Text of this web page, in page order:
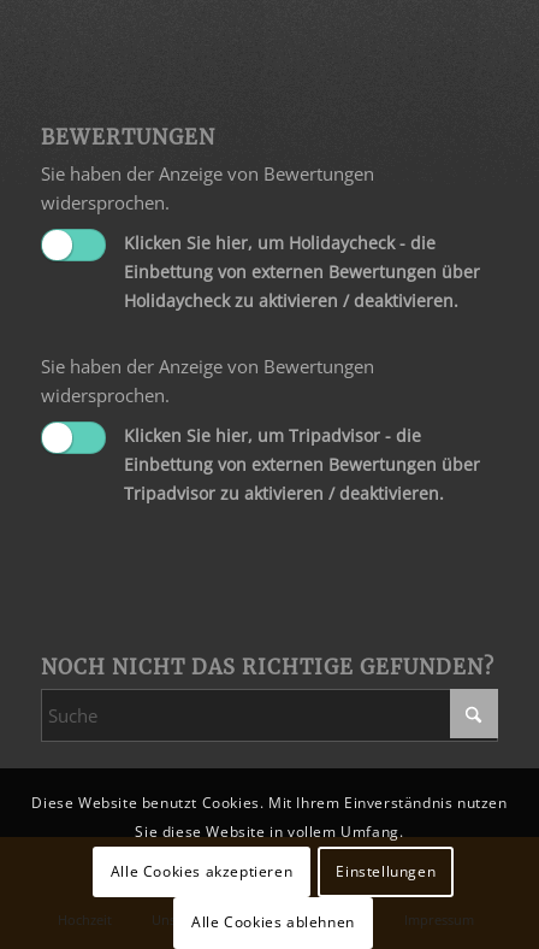
BEWERTUNGEN
Sie haben der Anzeige von Bewertungen
widersprochen.
Klicken Sie hier, um Holidaycheck - die
Einbettung von externen Bewertungen über
Holidaycheck zu aktivieren / deaktivieren.
Sie haben der Anzeige von Bewertungen
widersprochen.
Klicken Sie hier, um Tripadvisor - die
Einbettung von externen Bewertungen über
Tripadvisor zu aktivieren / deaktivieren.
NOCH NICHT DAS RICHTIGE GEFUNDEN?
Hochzeit Unsere Partner Datenschutz Impressum
Diese Website benutzt Cookies. Mit Ihrem Einverständnis nutzen
Sie diese Website in vollem Umfang.
Alle Cookies akzeptieren
Einstellungen
Alle Cookies ablehnen